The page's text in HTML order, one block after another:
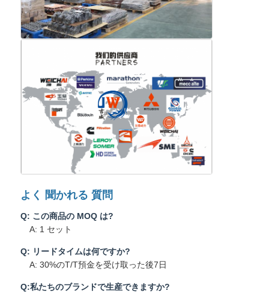
よく 聞かれる 質問
Q: この商品の MOQ は?
A: 1 セット
Q: リードタイムは何ですか?
A: 30%のT/T預金を受け取った後7日
Q:私たちのブランドで生産できますか?